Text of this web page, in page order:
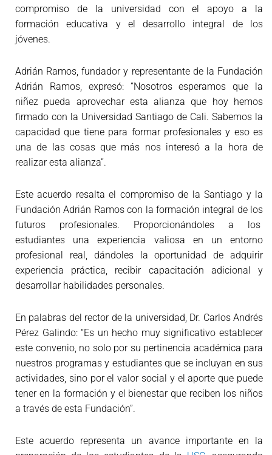
compromiso de la universidad con el apoyo a la
formación educativa y el desarrollo integral de los
jóvenes.
Adrián Ramos, fundador y representante de la Fundación
Adrián Ramos, expresó: “Nosotros esperamos que la
niñez pueda aprovechar esta alianza que hoy hemos
firmado con la Universidad Santiago de Cali. Sabemos la
capacidad que tiene para formar profesionales y eso es
una de las cosas que más nos interesó a la hora de
realizar esta alianza”.
Este acuerdo resalta el compromiso de la Santiago y la
Fundación Adrián Ramos con la formación integral de los
futuros profesionales. Proporcionándoles a los
estudiantes una experiencia valiosa en un entorno
profesional real, dándoles la oportunidad de adquirir
experiencia práctica, recibir capacitación adicional y
desarrollar habilidades personales.
En palabras del rector de la universidad, Dr. Carlos Andrés
Pérez Galindo: “Es un hecho muy significativo establecer
este convenio, no solo por su pertinencia académica para
nuestros programas y estudiantes que se incluyan en sus
actividades, sino por el valor social y el aporte que puede
tener en la formación y el bienestar que reciben los niños
a través de esta Fundación”.
Este acuerdo representa un avance importante en la